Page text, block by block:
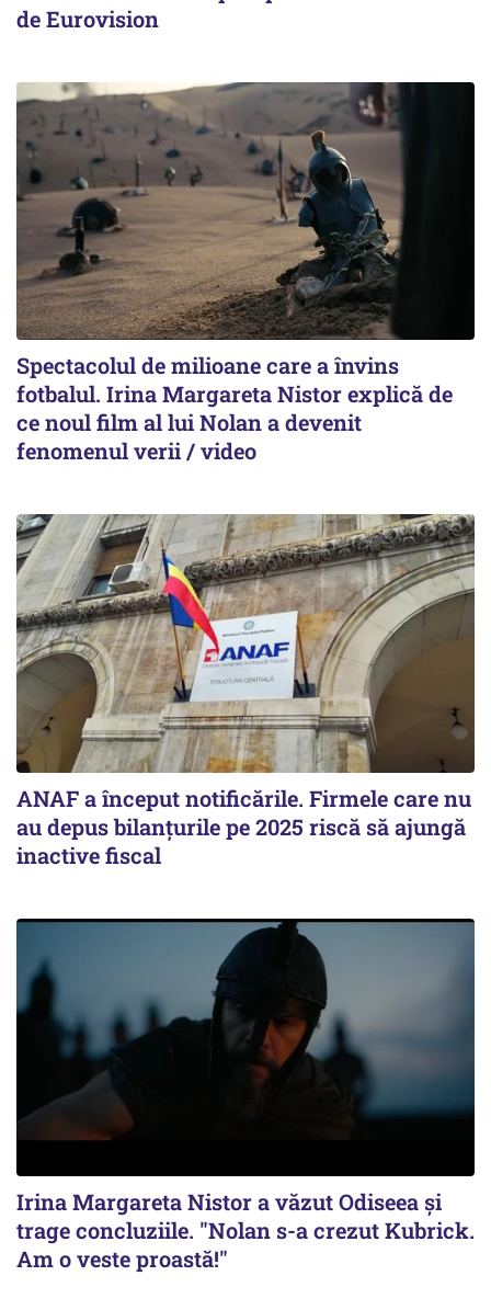
de Eurovision
Spectacolul de milioane care a învins
fotbalul. Irina Margareta Nistor explică de
ce noul film al lui Nolan a devenit
fenomenul verii / video
ANAF a început notificările. Firmele care nu
au depus bilanțurile pe 2025 riscă să ajungă
inactive fiscal
Irina Margareta Nistor a văzut Odiseea şi
trage concluziile. "Nolan s-a crezut Kubrick.
Am o veste proastă!"